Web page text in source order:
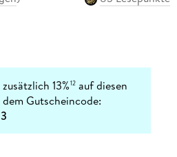
13%12 auf diesen
Gutscheincode: